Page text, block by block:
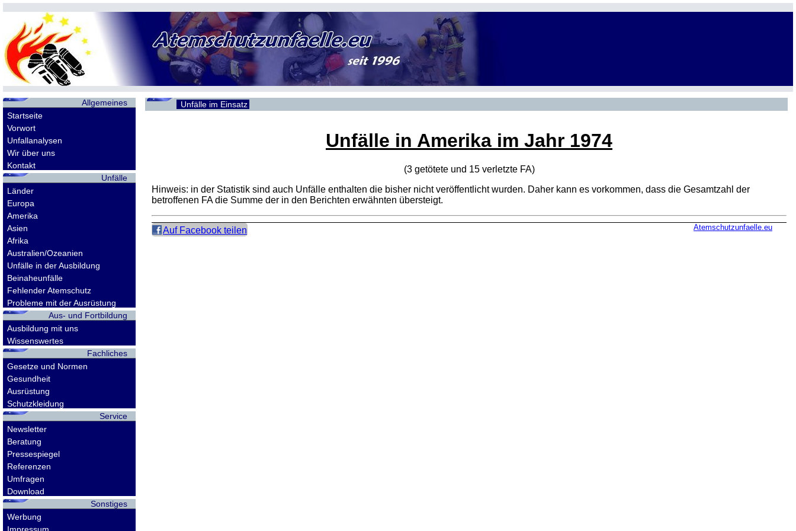
Allgemeines
Startseite
Vorwort
Unfallanalysen
Wir über uns
Kontakt
Unfälle
Länder
Europa
Amerika
Asien
Afrika
Australien/Ozeanien
Unfälle in der Ausbildung
Beinaheunfälle
Fehlender Atemschutz
Probleme mit der Ausrüstung
Aus- und Fortbildung
Ausbildung mit uns
Wissenswertes
Fachliches
Gesetze und Normen
Gesundheit
Ausrüstung
Schutzkleidung
Service
Newsletter
Beratung
Pressespiegel
Referenzen
Umfragen
Download
Sonstiges
Werbung
Unfälle im Einsatz
Unfälle in Amerika im Jahr 1974
(3 getötete und 15 verletzte FA)
Hinweis: in der Statistik sind auch Unfälle enthalten die bisher nicht veröffentlicht wurden. Daher kann es vorkommen, dass die Gesamtzahl der
betroffenen FAdie Summe der in den Berichten erwähnten übersteigt.
Auf Facebook teilen Atemschutzunfaelle.eu